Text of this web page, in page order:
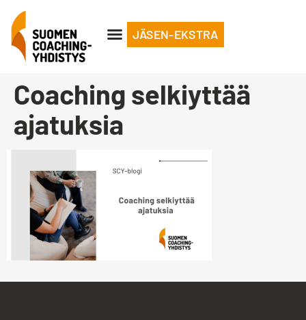
JÄSEN-EKSTRA
Coaching selkiyttää
ajatuksia